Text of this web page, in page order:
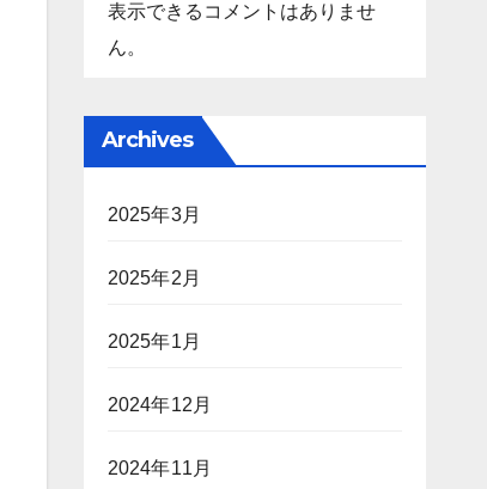
表示できるコメントはありませ
ん。
Archives
2025年3月
2025年2月
2025年1月
2024年12月
2024年11月